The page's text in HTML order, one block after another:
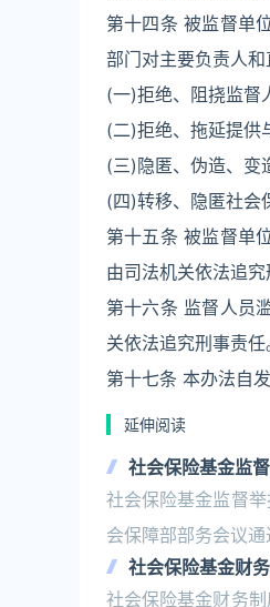
第十四条 被监督单
部门对主要负责人
(一)拒绝、阻挠监督
(二)拒绝、拖延提供
(三)隐匿、伪造、变
(四)转移、隐匿社会
第十五条 被监督单
由司法机关依法追究
第十六条 监督人员
关依法追究刑事责任
第十七条 本办法自
延伸阅读
社会保险基金监
社会保险基金监督
会保障部部务会议
社会保险基金财
社会保险基金财务